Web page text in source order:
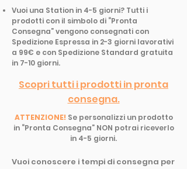
Vuoi una Station in 4-5 giorni? Tutti i
prodotti con il simbolo di “Pronta
Consegna” vengono consegnati con
Spedizione Espressa in 2-3 giorni lavorativi
a 99€ e con Spedizione Standard gratuita
in 7-10 giorni.
Scopri tutti i prodotti in pronta
consegna.
ATTENZIONE! Se personalizzi un prodotto
in “Pronta Consegna” NON potrai riceverlo
in 4-5 giorni.
Vuoi conoscere i tempi di consegna per